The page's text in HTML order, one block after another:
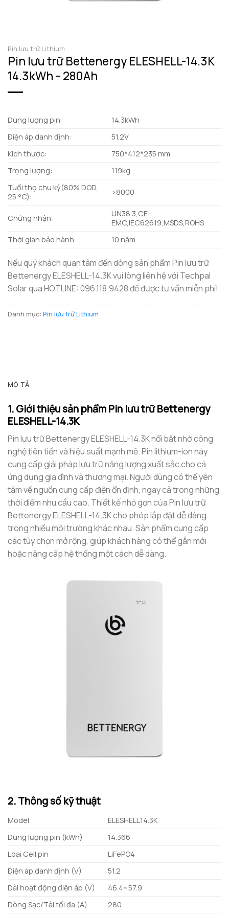
Pin lưu trữ Lithium
Pin lưu trữ Bettenergy ELESHELL-14.3K
14.3kWh – 280Ah
Dung lượng pin:
14.3kWh
Điện áp danh định:
51.2V
Kích thước:
750*412*235 mm
Trọng lượng:
119kg
Tuổi thọ chu kỳ(80% DOD,
25 °C):
>8000
Chứng nhận:
UN38.3,CE-
EMC,IEC62619,MSDS,ROHS
Thời gian bảo hành
10 năm
Nếu quý khách quan tâm đến dòng sản phẩm Pin lưu trữ
Bettenergy ELESHELL-14.3K vui lòng liên hệ với Techpal
Solar qua HOTLINE: 096.118.9428 để được tư vấn miễn phí!
Danh mục: Pin lưu trữ Lithium
MÔ TẢ
1. Giới thiệu sản phẩm Pin lưu trữ Bettenergy
ELESHELL-14.3K
Pin lưu trữ Bettenergy ELESHELL-14.3K nổi bật nhờ công
nghệ tiên tiến và hiệu suất mạnh mẽ. Pin lithium-ion này
cung cấp giải pháp lưu trữ năng lượng xuất sắc cho cả
ứng dụng gia đình và thương mại. Người dùng có thể yên
tâm về nguồn cung cấp điện ổn định, ngay cả trong những
thời điểm nhu cầu cao. Thiết kế nhỏ gọn của Pin lưu trữ
Bettenergy ELESHELL-14.3K cho phép lắp đặt dễ dàng
trong nhiều môi trường khác nhau. Sản phẩm cung cấp
các tùy chọn mở rộng, giúp khách hàng có thể gắn mới
hoặc nâng cấp hệ thống một cách dễ dàng.
2. Thông số kỹ thuật
Model
ELESHELL14.3K
Dung lượng pin (kWh)
14.366
Loại Cell pin
LiFePO4
Điện áp danh định (V)
51.2
Dải hoạt động điện áp (V)
46.4~57.9
Dòng Sạc/Tải tối đa (A)
280